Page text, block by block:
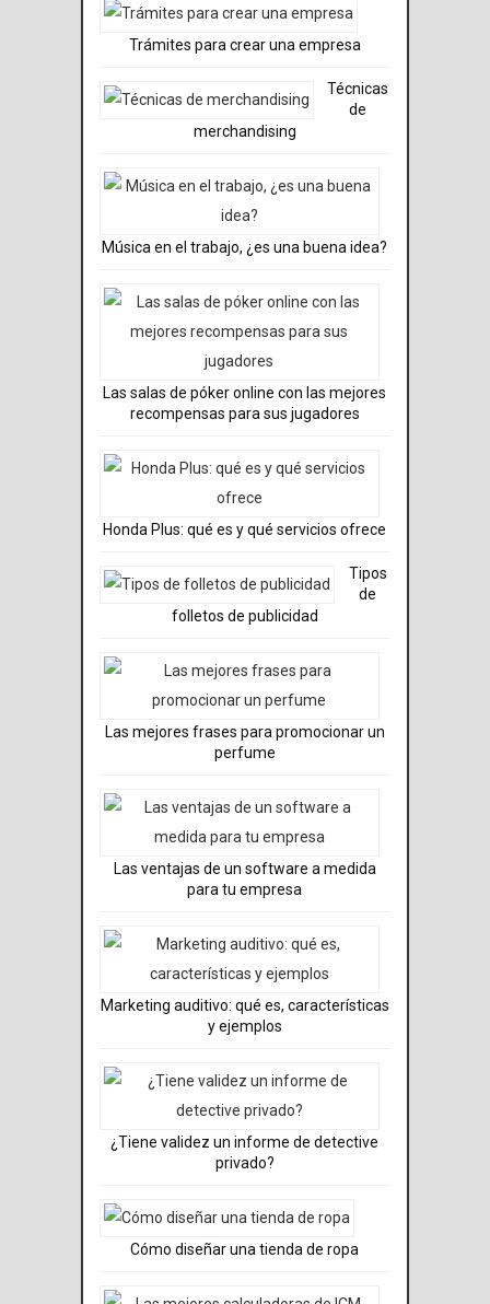
Trámites para crear una empresa
Técnicas
de
merchandising
Música en el trabajo, ¿es una buena idea?
Las salas de póker online con las mejores
recompensas para sus jugadores
Honda Plus: qué es y qué servicios ofrece
Tipos
de
folletos de publicidad
Las mejores frases para promocionar un
perfume
Las ventajas de un software a medida
para tu empresa
Marketing auditivo: qué es, características
y ejemplos
¿Tiene validez un informe de detective
privado?
Cómo diseñar una tienda de ropa